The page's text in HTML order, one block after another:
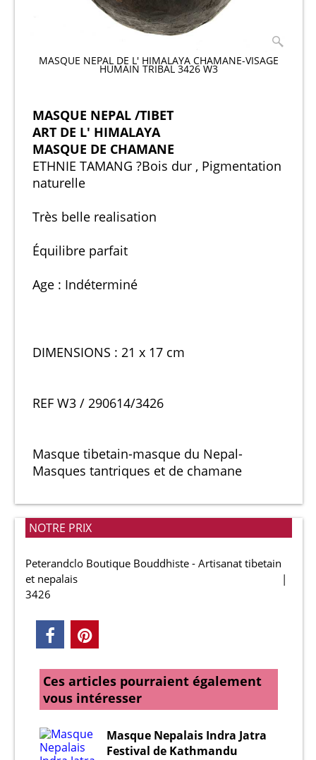
MASQUE NEPAL DE L' HIMALAYA CHAMANE-VISAGE
HUMAIN TRIBAL 3426 W3
MASQUE NEPAL /TIBET
ART DE L' HIMALAYA
MASQUE DE CHAMANE
ETHNIE TAMANG ?Bois dur , Pigmentation
naturelle
Très belle realisation
Équilibre parfait
Age : Indéterminé
DIMENSIONS : 21 x 17 cm
REF W3 / 290614/3426
Masque tibetain-masque du Nepal-
Masques tantriques et de chamane
NOTRE PRIX
Peterandclo Boutique Bouddhiste - Artisanat tibetain
et nepalais
3426
Ces articles pourraient également
vous intéresser
Masque Nepalais Indra Jatra
Festival de Kathmandu